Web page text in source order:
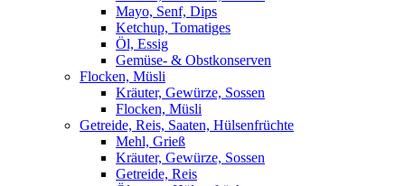
Mayo, Senf, Dips
Ketchup, Tomatiges
Öl, Essig
Gemüse- & Obstkonserven
Flocken, Müsli
Kräuter, Gewürze, Sossen
Flocken, Müsli
Getreide, Reis, Saaten, Hülsenfrüchte
Mehl, Grieß
Kräuter, Gewürze, Sossen
Getreide, Reis